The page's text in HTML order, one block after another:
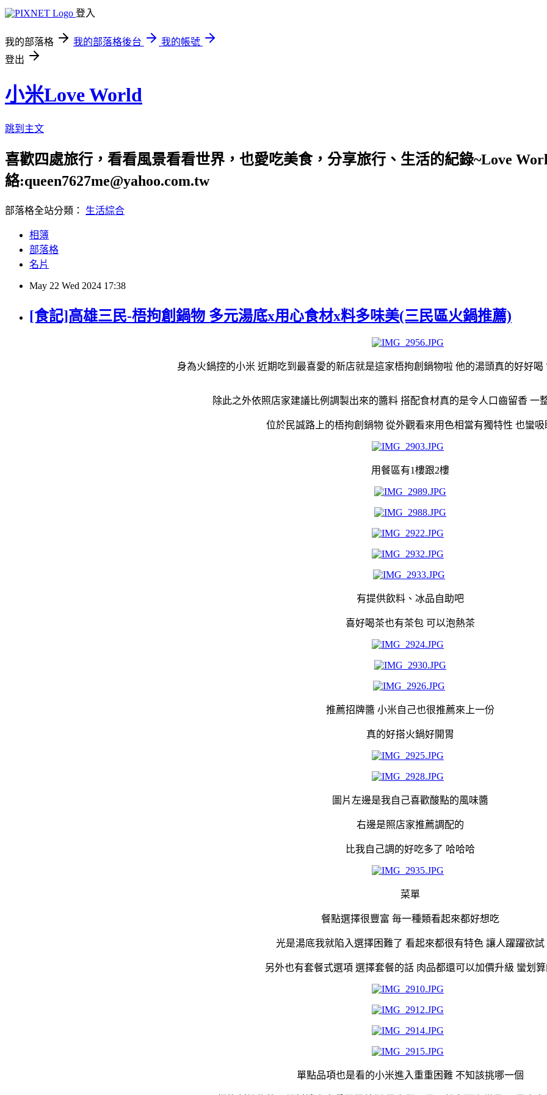
登入
我的部落格 我的部落格後台
我的帳號
登出
小米Love World
跳到主文
喜歡四處旅行，看看風景看看世界，也愛吃美食，分享旅行、生活的紀錄~Love
絡:queen7627me@yahoo.com.tw
部落格全站分類： 生活綜合
相簿
部落格
名片
May 22 Wed 2024 17:38
[食記]高雄三民-梧拘創鍋物 多元湯底x用心食材x料多味美(三民區火鍋推薦)
身為火鍋控的小米 近期吃到最喜愛的新店就是這家梧拘創鍋物啦 他的湯頭真的好好
除此之外依照店家建議比例調製出來的醬料 搭配食材真的是令人口齒留香 一
位於民誠路上的梧拘創鍋物 從外觀看來用色相當有獨特性 也蠻吸
用餐區有1樓跟2樓
有提供飲料、冰品自助吧
喜好喝茶也有茶包 可以泡熱茶
推薦招牌醬 小米自己也很推薦來上一份
真的好搭火鍋好開胃
圖片左邊是我自己喜歡酸點的風味醬
右邊是照店家推薦調配的
比我自己調的好吃多了 哈哈哈
菜單
餐點選擇很豐富 毎一種類看起來都好想吃
光是湯底我就陷入選擇困難了 看起來都很有特色 讓人躍躍欲試
另外也有套餐式選項 選擇套餐的話 肉品都還可以加價升級 蠻划
單點品項也是看的小米進入重重困難 不知該挑哪一個